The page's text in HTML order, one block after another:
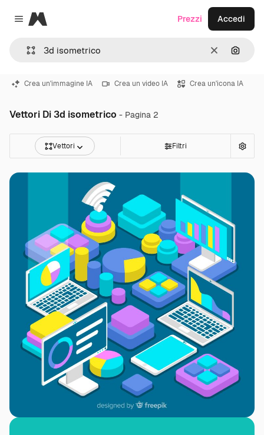
Close menu
Magnific
CancellaCerca
Prezzi Accedi
Crea un'immagine IA Crea un video IA Crea un'icona IA
Vettori Di 3d isometrico - Pagina 2
Vettori Filtri